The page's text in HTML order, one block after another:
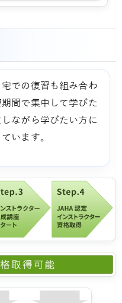
での復習も組み合わ
間で集中して学びた
ながら学びたい方に
います。